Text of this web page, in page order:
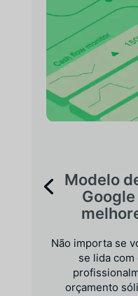
Modelo
Não importa se
se lida
orçamento